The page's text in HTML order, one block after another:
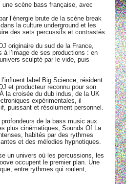
une scène bass française, avec
l’énergie brute de la scène break
la culture underground et les
des sets percussifs et contrastés
originaire du sud de la France,
l’image de ses productions : en
sculpté par le vide, puis
label Big Science, résident
et producteur reconnu pour son
la croisée du dub indus, de la UK
expérimentales, il
puissant et résolument personnel.
profondeurs de la bass music aux
plus cinématiques, Sounds Of La
habités par des rythmes
et des mélodies hypnotiques.
un univers où les percussions, les
occupent le premier plan. Une
entre rythmes qui roulent,